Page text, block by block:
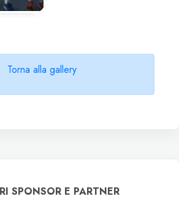
Torna alla gallery
SPONSOR E PARTNER